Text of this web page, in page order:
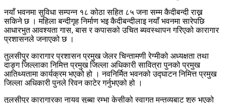
नयाँ भवनमा सुविधा सम्पन्न १८ कोठा सहित ८५ जना सम्म कैदीबन्दी राख्न
सकिने छ । महिला बन्दीगृह निर्माण भइ कैदीबन्दीलाइ नयाँ भवनमा सारेपछि
आधारभुत आवश्यता गास, बास र कपासको उचित ब्यवस्थापन गरिएको कारागार
प्रशासनले जनाएको छ ।
तुलसीपुर कारागार प्रशासन प्रमुख जेलर चिन्तामणी रेग्मीको अध्यक्षता तथा
दाङ्ग जिल्लाका निमित्त प्रमुख जिल्ला अधिकारी सावित्रा पुनको प्रमुख
आतिथ्यतामा कार्यक्रम भएको हो । नवनिर्मित भवनको उद्घाटन निमित्त प्रमुख
जिल्ला अधिकारी पुनले रिवन काटेर गर्नुभएको हो ।
तुलसीपुर कारागारका नायव सुब्बा रम्भा केसीको स्वागत मन्तव्यबाट शुरु भएको